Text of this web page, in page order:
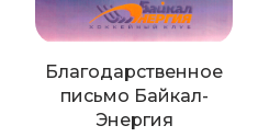
Благодарственное
письмо Байкал-
Энергия